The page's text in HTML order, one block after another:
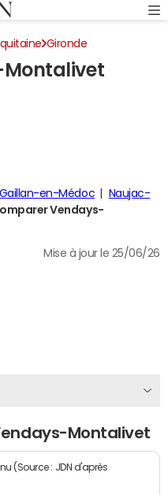
Gironde
Montalivet
Gaillan-en-Médoc
Naujac-
Vendays-
Mise à jour le 25/06/26
Montalivet
(Source : JDN d'après